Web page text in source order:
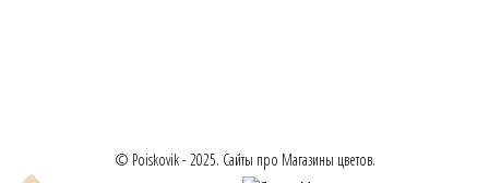
© Poiskovik - 2025. Сайты про Магазины цветов.